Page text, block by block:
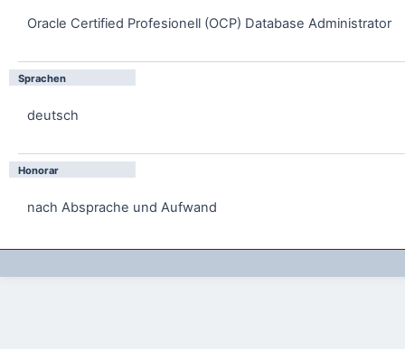
Oracle Certified Profesionell (OCP) Database Administrator
Sprachen
deutsch
Honorar
nach Absprache und Aufwand